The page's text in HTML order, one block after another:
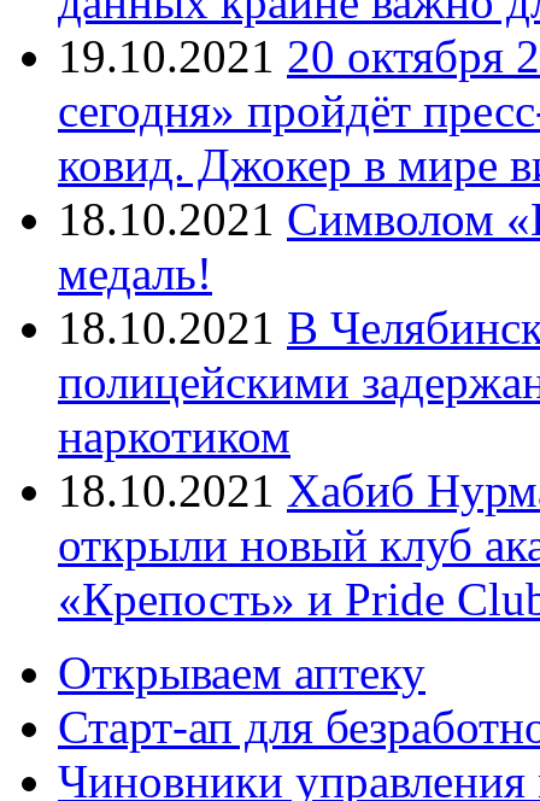
19.10.2021 20 октября
сегодня» пройдёт
ковид. Джокер в мире
18.10.2021 Символом
медаль!
18.10.2021 В
полицейскими
наркотиком
18.10.2021 Хабиб
открыли новый клуб
«Крепость» и Pride
Открываем аптеку
Старт-ап для
Чиновники